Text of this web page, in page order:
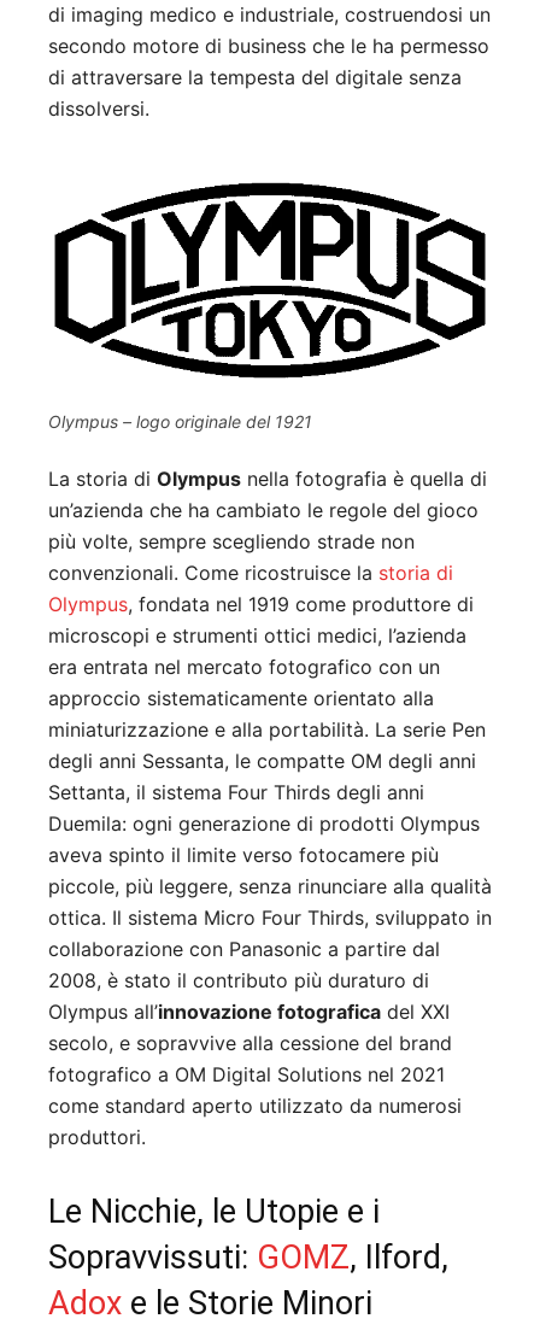
di imaging medico e industriale, costruendosi un
secondo motore di business che le ha permesso
di attraversare la tempesta del digitale senza
dissolversi.
Olympus – logo originale del 1921
La storia di Olympus nella fotografia è quella di
un’azienda che ha cambiato le regole del gioco
più volte, sempre scegliendo strade non
convenzionali. Come ricostruisce la storia di
Olympus, fondata nel 1919 come produttore di
microscopi e strumenti ottici medici, l’azienda
era entrata nel mercato fotografico con un
approccio sistematicamente orientato alla
miniaturizzazione e alla portabilità. La serie Pen
degli anni Sessanta, le compatte OM degli anni
Settanta, il sistema Four Thirds degli anni
Duemila: ogni generazione di prodotti Olympus
aveva spinto il limite verso fotocamere più
piccole, più leggere, senza rinunciare alla qualità
ottica. Il sistema Micro Four Thirds, sviluppato in
collaborazione con Panasonic a partire dal
2008, è stato il contributo più duraturo di
Olympus all’innovazione fotografica del XXI
secolo, e sopravvive alla cessione del brand
fotografico a OM Digital Solutions nel 2021
come standard aperto utilizzato da numerosi
produttori.
Le Nicchie, le Utopie e i
Sopravvissuti: GOMZ, Ilford,
Adox e le Storie Minori